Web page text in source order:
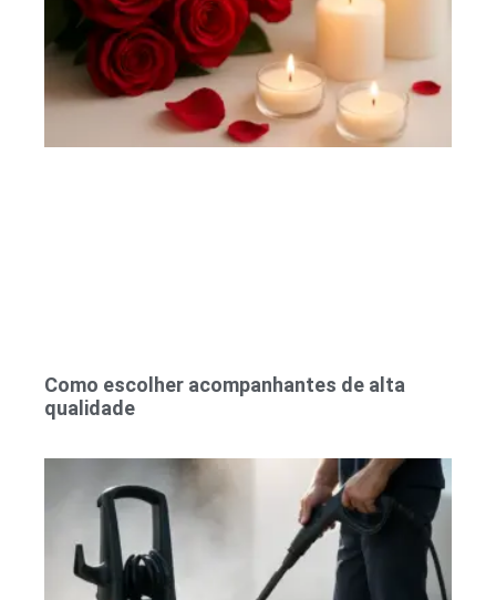
Como escolher acompanhantes de alta
qualidade